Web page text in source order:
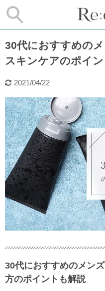
30代におすすめの
スキンケアのポイ
2021/04/22
30代におすすめのメン
方のポイントも解説